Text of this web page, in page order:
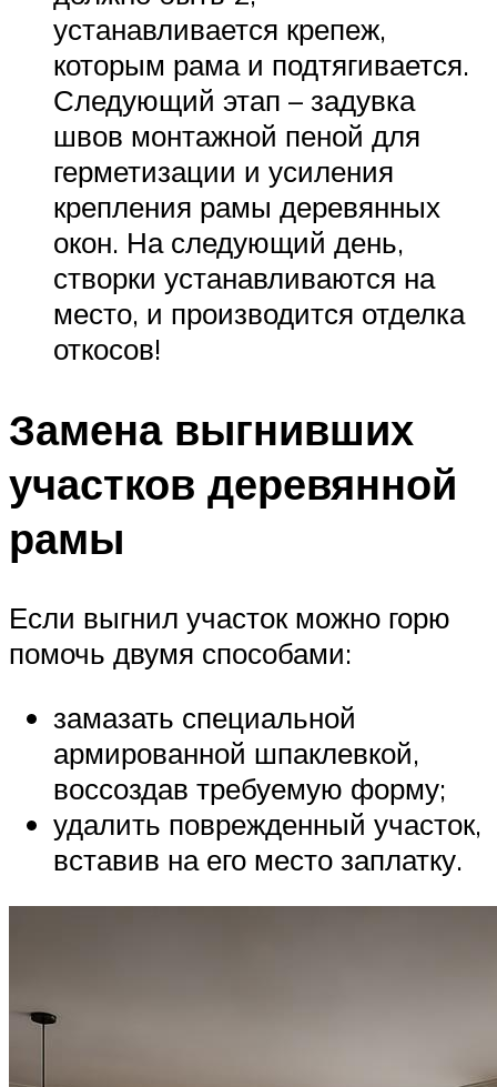
устанавливается крепеж,
которым рама и подтягивается.
Следующий этап – задувка
швов монтажной пеной для
герметизации и усиления
крепления рамы деревянных
окон. На следующий день,
створки устанавливаются на
место, и производится отделка
откосов!
Замена выгнивших
участков деревянной
рамы
Если выгнил участок можно горю
помочь двумя способами:
замазать специальной
армированной шпаклевкой,
воссоздав требуемую форму;
удалить поврежденный участок,
вставив на его место заплатку.